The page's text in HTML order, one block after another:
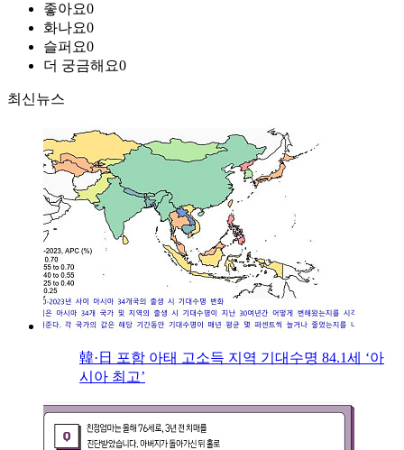
좋아요0
화나요0
슬퍼요0
더 궁금해요0
최신뉴스
韓·日 포함 아태 고소득 지역 기대수명 84.1세 ‘아
시아 최고’